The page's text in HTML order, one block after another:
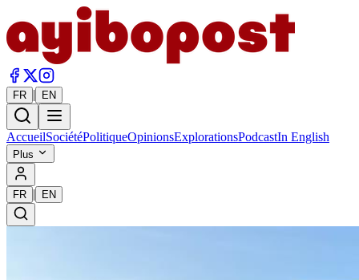
FR | EN
AccueilSociétéPolitiqueOpinionsExplorationsPodcastIn English
Plus
FR | EN